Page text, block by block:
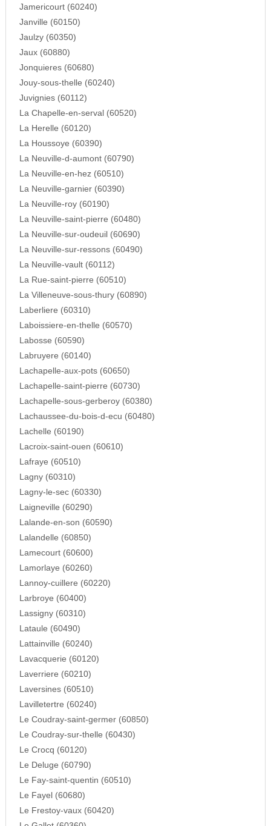
Jamericourt (60240)
Janville (60150)
Jaulzy (60350)
Jaux (60880)
Jonquieres (60680)
Jouy-sous-thelle (60240)
Juvignies (60112)
La Chapelle-en-serval (60520)
La Herelle (60120)
La Houssoye (60390)
La Neuville-d-aumont (60790)
La Neuville-en-hez (60510)
La Neuville-garnier (60390)
La Neuville-roy (60190)
La Neuville-saint-pierre (60480)
La Neuville-sur-oudeuil (60690)
La Neuville-sur-ressons (60490)
La Neuville-vault (60112)
La Rue-saint-pierre (60510)
La Villeneuve-sous-thury (60890)
Laberliere (60310)
Laboissiere-en-thelle (60570)
Labosse (60590)
Labruyere (60140)
Lachapelle-aux-pots (60650)
Lachapelle-saint-pierre (60730)
Lachapelle-sous-gerberoy (60380)
Lachaussee-du-bois-d-ecu (60480)
Lachelle (60190)
Lacroix-saint-ouen (60610)
Lafraye (60510)
Lagny (60310)
Lagny-le-sec (60330)
Laigneville (60290)
Lalande-en-son (60590)
Lalandelle (60850)
Lamecourt (60600)
Lamorlaye (60260)
Lannoy-cuillere (60220)
Larbroye (60400)
Lassigny (60310)
Lataule (60490)
Lattainville (60240)
Lavacquerie (60120)
Laverriere (60210)
Laversines (60510)
Lavilletertre (60240)
Le Coudray-saint-germer (60850)
Le Coudray-sur-thelle (60430)
Le Crocq (60120)
Le Deluge (60790)
Le Fay-saint-quentin (60510)
Le Fayel (60680)
Le Frestoy-vaux (60420)